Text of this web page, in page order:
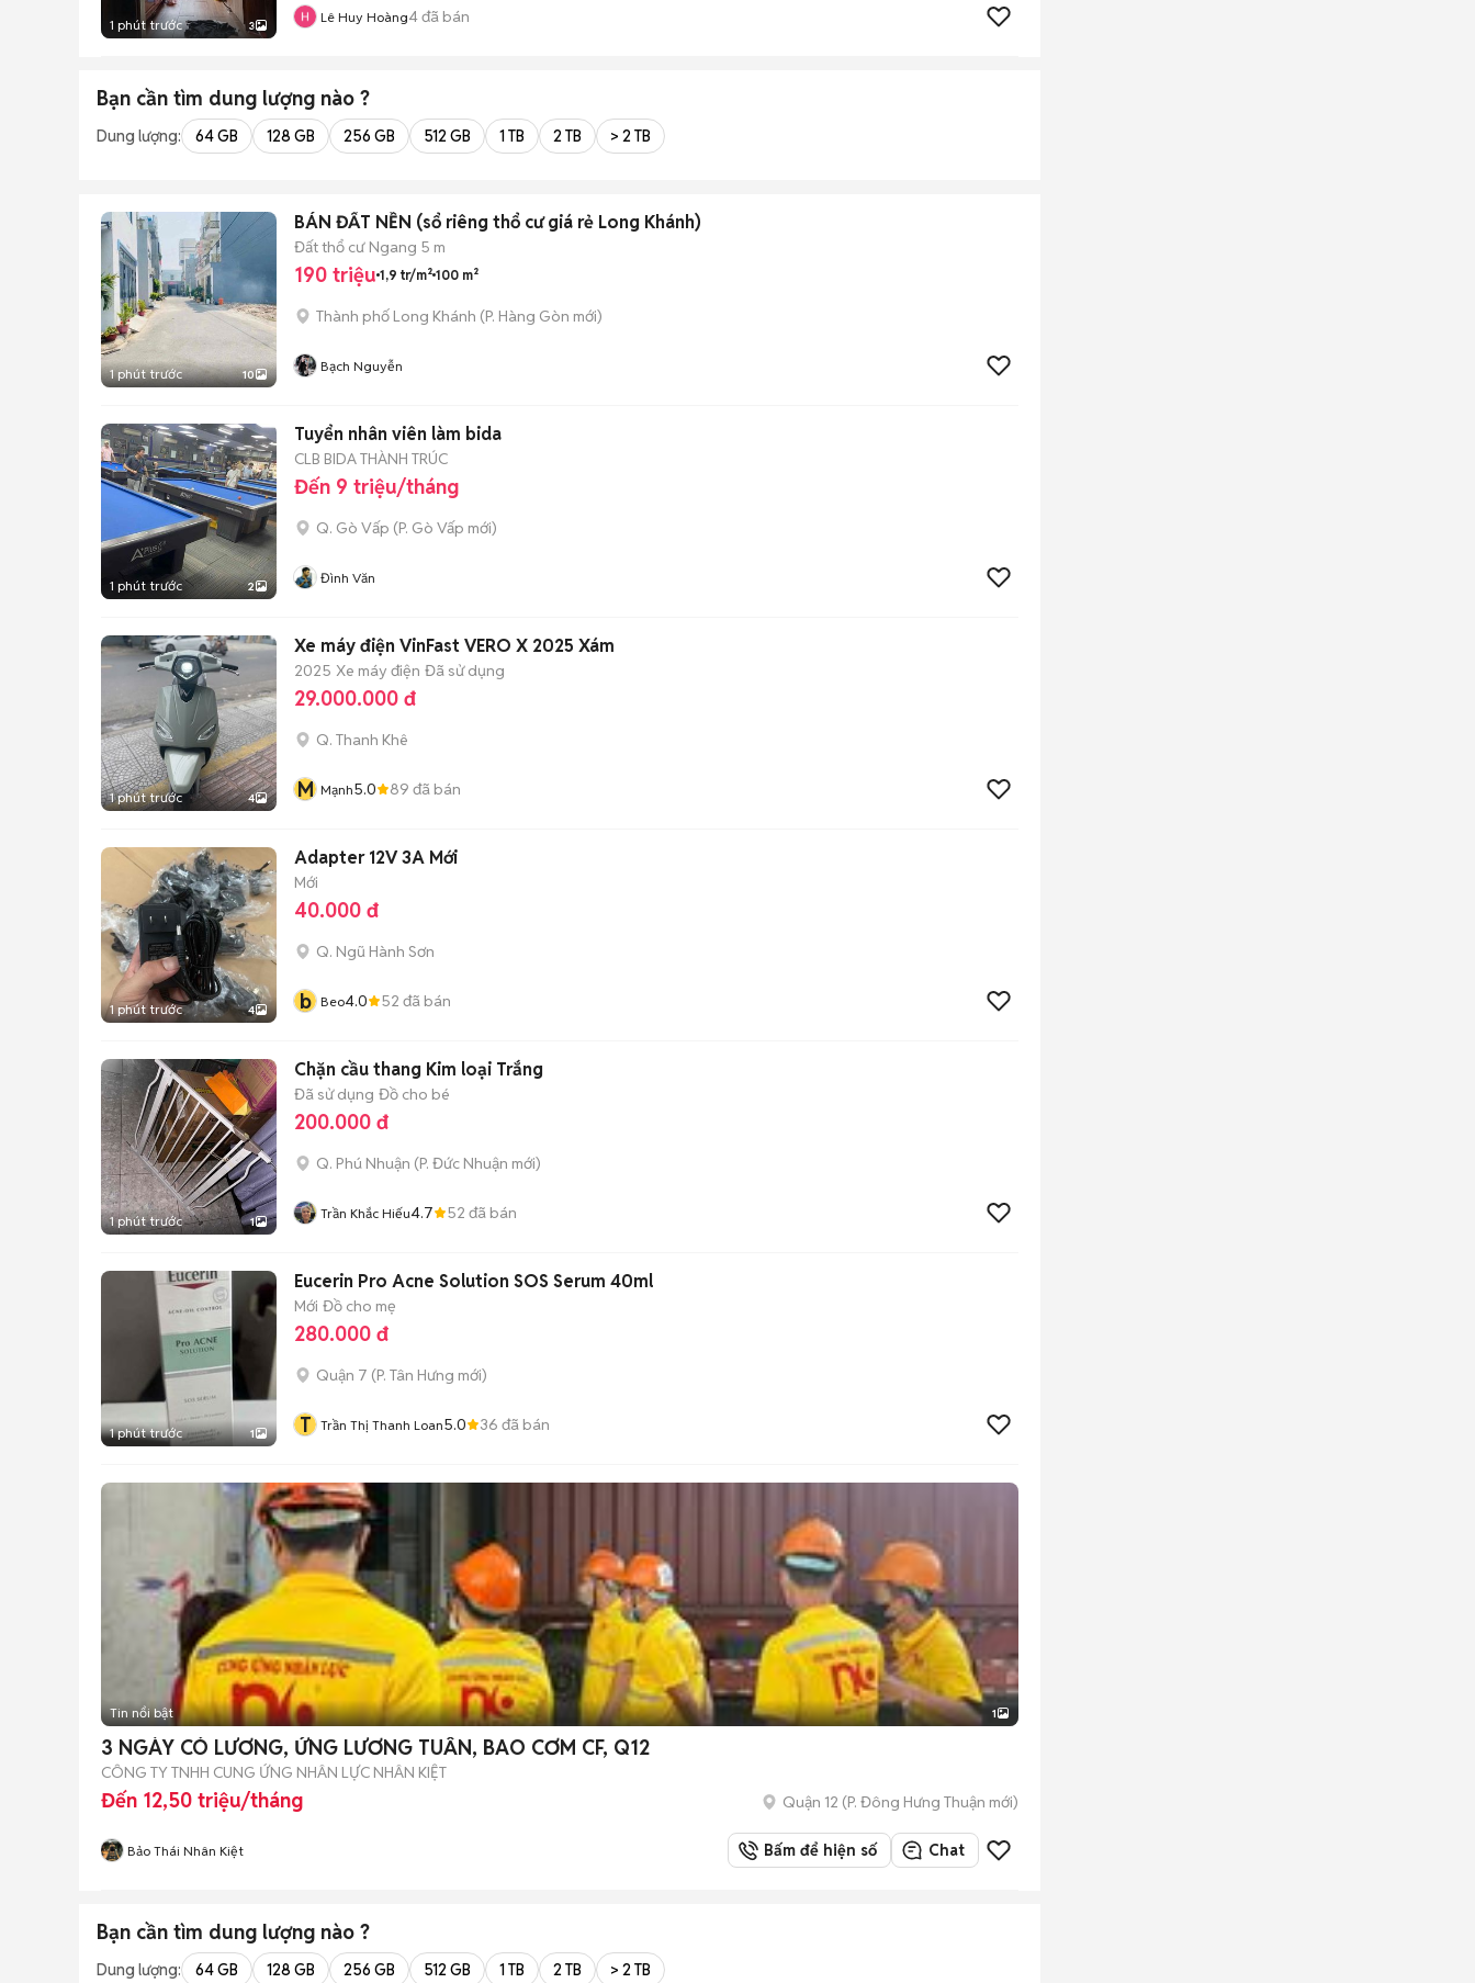
1 phút trước 3 Lê Huy Hoàng4đã bán
Bạn cần tìm dung lượng nào ?
Dung lượng: 64 GB 128 GB 256 GB 512 GB 1 TB 2 TB > 2 TB
1 phút trước 10
BÁN ĐẤT NỀN (sổ riêng thổ cư giá rẻ Long Khánh)
Đất thổ cư Ngang 5 m
190 triệu 1,9 tr/m² 100 m²
Thành phố Long Khánh (P. Hàng Gòn mới)
Bạch Nguyễn
1 phút trước 2
Tuyển nhân viên làm bida
CLB BIDA THÀNH TRÚC
Đến 9 triệu/tháng
Q. Gò Vấp (P. Gò Vấp mới)
Đình Văn
1 phút trước 4
Xe máy điện VinFast VERO X 2025 Xám
2025 Xe máy điện Đã sử dụng
29.000.000 đ
Q. Thanh Khê
M Mạnh5.0 89 đã bán
1 phút trước 4
Adapter 12V 3A Mới
Mới
40.000 đ
Q. Ngũ Hành Sơn
b Beo4.0 52 đã bán
1 phút trước 1
Chặn cầu thang Kim loại Trắng
Đã sử dụng Đồ cho bé
200.000 đ
Q. Phú Nhuận (P. Đức Nhuận mới)
Trần Khắc Hiếu4.7 52 đã bán
1 phút trước 1
Eucerin Pro Acne Solution SOS Serum 40ml
Mới Đồ cho mẹ
280.000 đ
Quận 7 (P. Tân Hưng mới)
T Trần Thị Thanh Loan5.0 36 đã bán
Tin nổi bật 1
3 NGÀY CÓ LƯƠNG, ỨNG LƯƠNG TUẦN, BAO CƠM CF, Q12
CÔNG TY TNHH CUNG ỨNG NHÂN LỰC NHÂN KIỆT
Đến 12,50 triệu/tháng Quận 12 (P. Đông Hưng Thuận mới)
Bảo Thái Nhân Kiệt Bấm để hiện số Chat
Bạn cần tìm dung lượng nào ?
Dung lượng: 64 GB 128 GB 256 GB 512 GB 1 TB 2 TB > 2 TB